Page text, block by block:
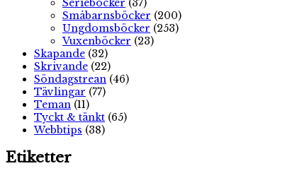
Serieböcker (37)
Småbarnsböcker (200)
Ungdomsböcker (253)
Vuxenböcker (23)
Skapande (32)
Skrivande (22)
Söndagstrean (46)
Tävlingar (77)
Teman (11)
Tyckt & tänkt (65)
Webbtips (38)
Etiketter